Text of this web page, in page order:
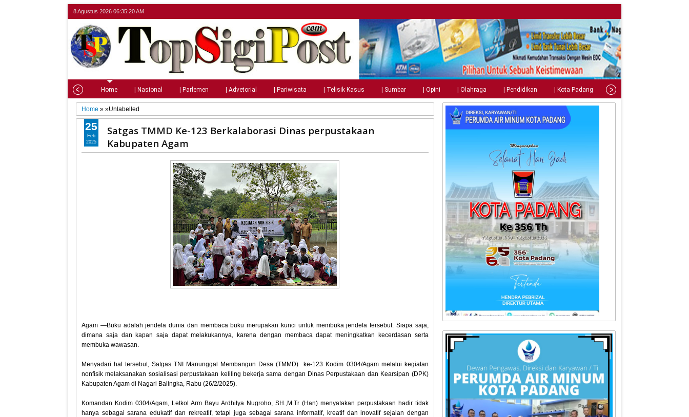
8 Agustus 2026 06:35:21 AM
Home | Nasional | Parlemen | Advetorial | Pariwisata | Telisik Kasus | Sumbar | Opini | Olahraga | Pendidikan | Kota Padang | Tips
Home » »Unlabelled
Satgas TMMD Ke-123 Berkalaborasi Dinas perpustakaan
Kabupaten Agam
Agam —Buku adalah jendela dunia dan membaca buku merupakan kunci untuk membuka jendela tersebut. Siapa saja,
dimana saja dan kapan saja dapat melakukannya, karena dengan membaca dapat meningkatkan kecerdasan serta
membuka wawasan.
Menyadari hal tersebut, Satgas TNI Manunggal Membangun Desa (TMMD) ke-123 Kodim 0304/Agam melalui kegiatan
nonfisik melaksanakan sosialisasi perpustakaan keliling bekerja sama dengan Dinas Perpustakaan dan Kearsipan (DPK)
Kabupaten Agam di Nagari Balingka, Rabu (26/2/2025).
Komandan Kodim 0304/Agam, Letkol Arm Bayu Ardhitya Nugroho, SH.,M.Tr (Han) menyatakan perpustakaan hadir tidak
hanya sebagai sarana edukatif dan rekreatif, tetapi juga sebagai sarana informatif, kreatif dan inovatif sejalan dengan
25
Feb
2025